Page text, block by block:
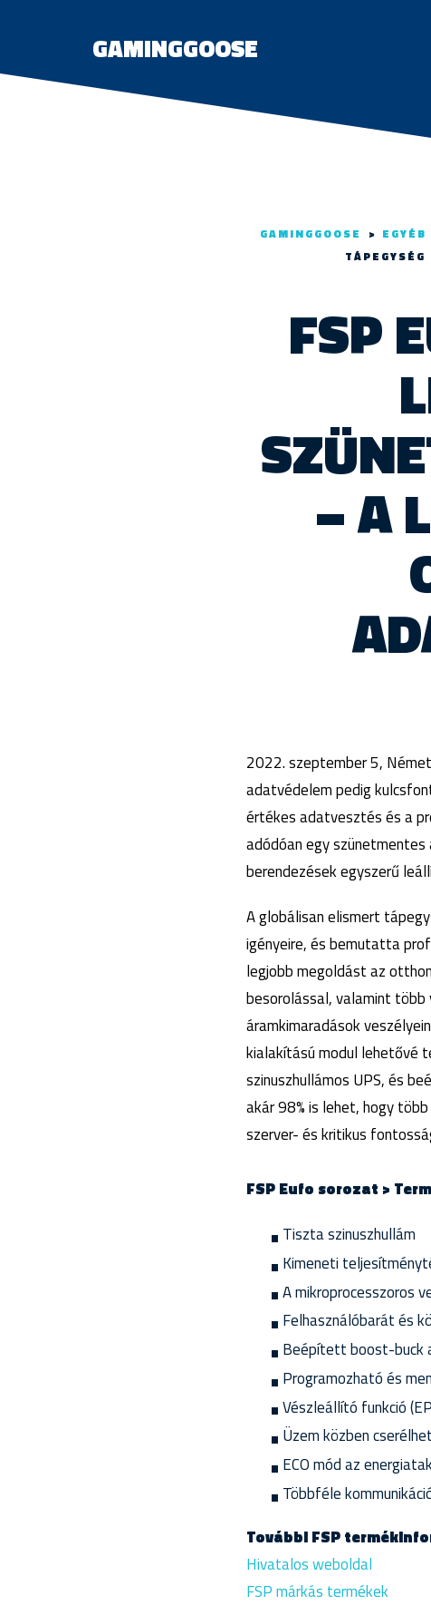
GAMINGGOOSE
GAMINGGOOSE >
FSP
– A
2022. szeptember 5,
adatvédelem pedig
értékes adatvesztés és a
adódóan egy
berendezések egyszerű
A globálisan elismert
igényeire, és bemutatta
legjobb megoldást az
besorolással, valamint
áramkimaradások
kialakítású modul lehetővé
szinuszhullámos UPS, és
akár 98% is lehet, hogy
szerver- és kritikus
FSP Eufo sorozat >
Tiszta szinuszhullám
Kimeneti
A mikroprocesszoros
Felhasználóbarát és
Beépített boost-buck
Programozható és
Vészleállító funkció
Üzem közben
ECO mód az
Többféle
További FSP
Hivatalos weboldal
FSP márkás termékek